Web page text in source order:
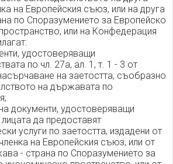
на Европейския съюз, или на друга
по Споразумението за Европейско
или на Конфедерация
удостоверяващи
по чл. 27а, ал. 1, т. 1 - 3 от
на заетостта, съобразно
на държавата по
документи, удостоверяващи
да предоставят
услуги по заетостта, издадени от
на Европейския съюз, или от
- страна по Споразумението за